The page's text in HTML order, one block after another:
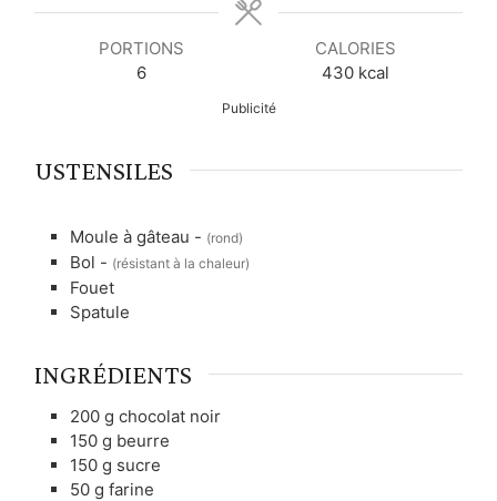
s
s
s
PORTIONS
6
CALORIES
430 kcal
Publicité
USTENSILES
Moule à gâteau - (rond)
Bol - (résistant à la chaleur)
Fouet
Spatule
INGRÉDIENTS
200 g chocolat noir
150 g beurre
150 g sucre
50 g farine